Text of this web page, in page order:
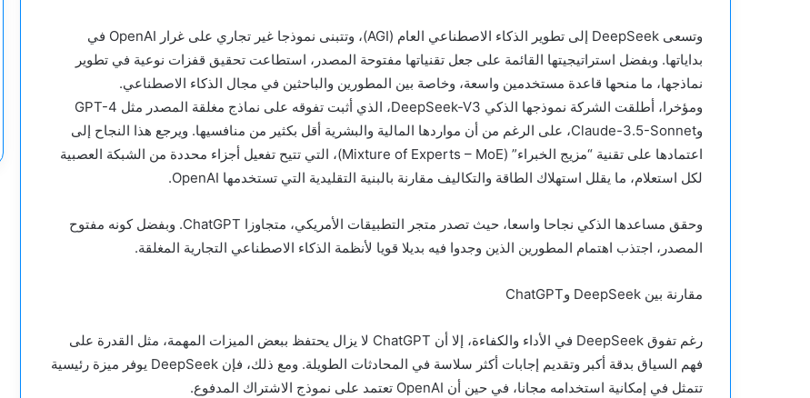
وتسعى DeepSeek إلى تطوير الذكاء الاصطناعي العام (AGI)، وتتبنى نموذجا غير تجاري على غرار OpenAI في
بداياتها. وبفضل استراتيجيتها القائمة على جعل تقنياتها مفتوحة المصدر، استطاعت تحقيق قفزات نوعية في تطوير
نماذجها، ما منحها قاعدة مستخدمين واسعة، وخاصة بين المطورين والباحثين في مجال الذكاء الاصطناعي.
ومؤخرا، أطلقت الشركة نموذجها الذكي DeepSeek-V3، الذي أثبت تفوقه على نماذج مغلقة المصدر مثل GPT-4
وClaude-3.5-Sonnet، على الرغم من أن مواردها المالية والبشرية أقل بكثير من منافسيها. ويرجع هذا النجاح إلى
اعتمادها على تقنية “مزيج الخبراء” (Mixture of Experts – MoE)، التي تتيح تفعيل أجزاء محددة من الشبكة العصبية
لكل استعلام، ما يقلل استهلاك الطاقة والتكاليف مقارنة بالبنية التقليدية التي تستخدمها OpenAI.
وحقق مساعدها الذكي نجاحا واسعا، حيث تصدر متجر التطبيقات الأمريكي، متجاوزا ChatGPT. وبفضل كونه مفتوح
المصدر، اجتذب اهتمام المطورين الذين وجدوا فيه بديلا قويا لأنظمة الذكاء الاصطناعي التجارية المغلقة.
مقارنة بين DeepSeek وChatGPT
رغم تفوق DeepSeek في الأداء والكفاءة، إلا أن ChatGPT لا يزال يحتفظ ببعض الميزات المهمة، مثل القدرة على
فهم السياق بدقة أكبر وتقديم إجابات أكثر سلاسة في المحادثات الطويلة. ومع ذلك، فإن DeepSeek يوفر ميزة رئيسية
تتمثل في إمكانية استخدامه مجانا، في حين أن OpenAI تعتمد على نموذج الاشتراك المدفوع.